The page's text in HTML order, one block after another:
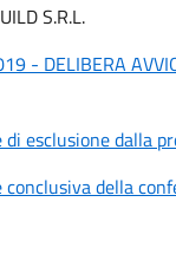
S.R.L.
- DELIBERA
esclusione dalla
della